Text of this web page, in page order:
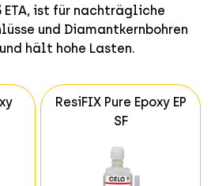
ETA, ist für nachträgliche
und Diamantkernbohren
hält hohe Lasten.
ResiFIX Pure Epoxy EP
SF